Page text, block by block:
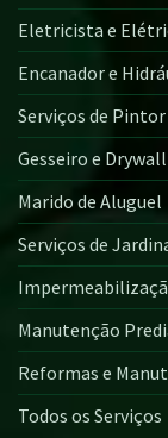
Eletricista e
Encanador e
Serviços de Pintor
Gesseiro e Drywall
Marido de Aluguel
Serviços de
Manutenção
Reformas e
Todos os Serviços